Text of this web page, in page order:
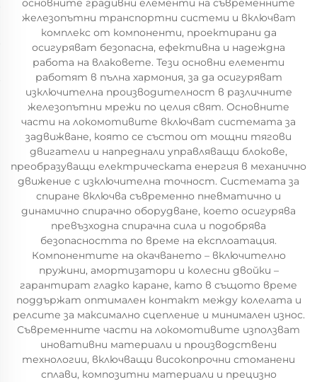
основните градивни елементи на съвременните
железопътни транспортни системи и включват
комплекс от компоненти, проектирани да
осигуряват безопасна, ефективна и надеждна
работа на влаковете. Тези основни елементи
работят в пълна хармония, за да осигуряват
изключителна производителност в различните
железопътни мрежи по целия свят. Основните
части на локомотивите включват системата за
задвижване, която се състои от мощни тягови
двигатели и напреднали управляващи блокове,
преобразуващи електрическата енергия в механично
движение с изключителна точност. Системата за
спиране включва съвременно пневматично и
динамично спирачно оборудване, което осигурява
превъзходна спирачна сила и подобрява
безопасността по време на експлоатация.
Компонентите на окачването – включително
пружини, амортизатори и колесни двойки –
гарантират гладко каране, като в същото време
поддържат оптимален контакт между колелата и
релсите за максимално сцепление и минимален износ.
Съвременните части на локомотивите използват
иновативни материали и производствени
технологии, включващи високопрочни стоманени
сплави, композитни материали и прецизно